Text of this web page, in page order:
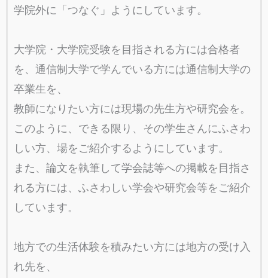
学院外に「つなぐ」ようにしています。
大学院・大学院受験を目指される方には合格者
を、通信制大学で学んでいる方には通信制大学の
卒業生を、
教師になりたい方には現場の先生方や研究会を。
このように、できる限り、その学生さんにふさわ
しい方、場をご紹介するようにしています。
また、論文を執筆して学会誌等への掲載を目指さ
れる方には、ふさわしい学会や研究会等をご紹介
しています。
地方での生活体験を積みたい方には地方の受け入
れ先を、